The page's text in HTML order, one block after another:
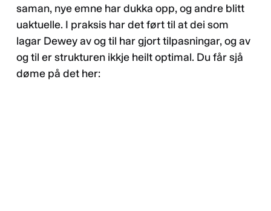
saman, nye emne har dukka opp, og andre blitt
uaktuelle. I praksis har det ført til at dei som
lagar Dewey av og til har gjort tilpasningar, og av
og til er strukturen ikkje heilt optimal. Du får sjå
døme på det her: